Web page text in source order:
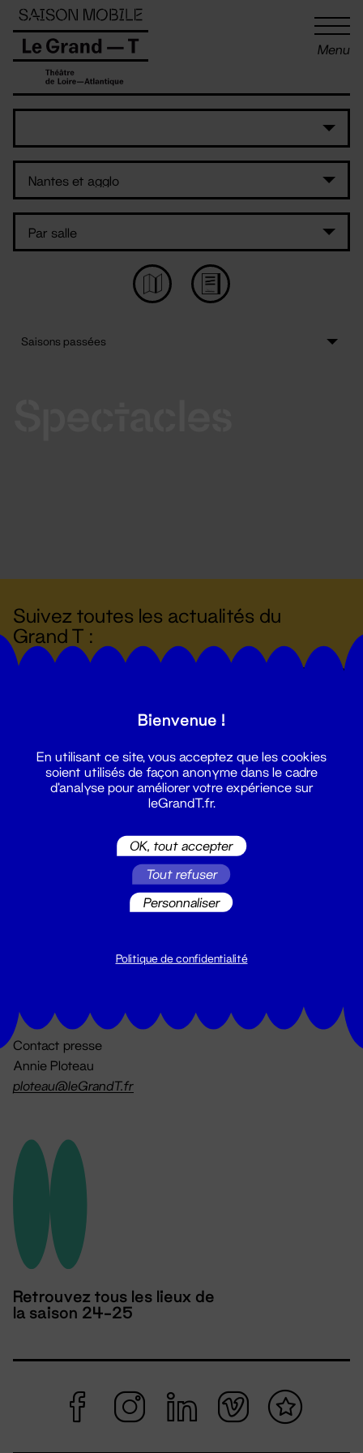
Menu
Suivez toutes les actualités du
Grand T :
billetterie@leGrandT.fr
Du lundi au vendredi 14h → 18h
Contact presse
Annie Ploteau
ploteau@leGrandT.fr
Retrouvez tous les lieux de
la saison 24-25
Panneau de gestion des cookies
Bienvenue !
En utilisant ce site, vous acceptez que les cookies
soient utilisés de façon anonyme dans le cadre
d'analyse pour améliorer votre expérience sur
leGrandT.fr.
OK, tout accepter
Tout refuser
Personnaliser
Politique de confidentialité